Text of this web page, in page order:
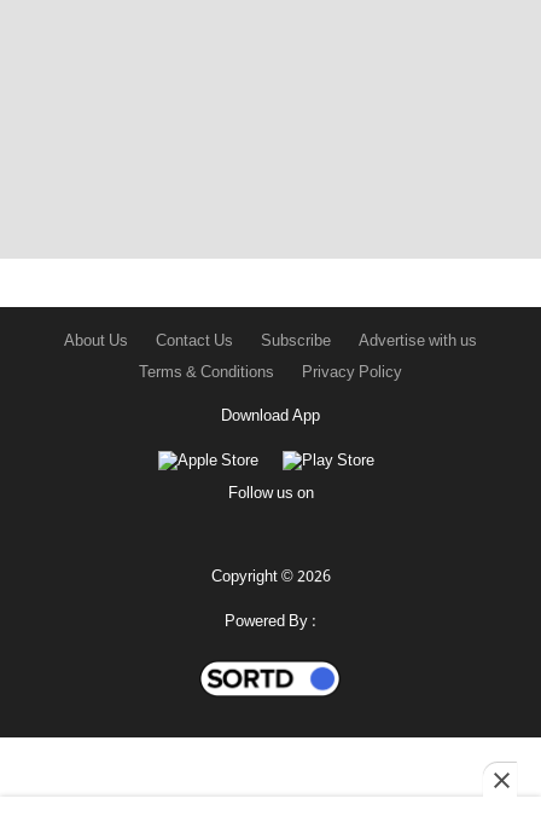
About Us Contact Us Subscribe
Advertise with us
Terms & Conditions
Privacy Policy
Download App
Follow us on
Copyright © 2026
Powered By :